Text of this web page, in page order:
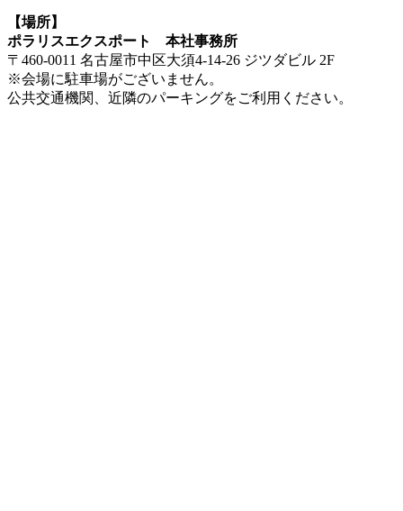
【場所】
ポラリスエクスポート 本社事務所
〒460-0011 名古屋市中区大須4-14-26 ジツダビル 2F
※会場に駐車場がございません。
公共交通機関、近隣のパーキングをご利用ください。